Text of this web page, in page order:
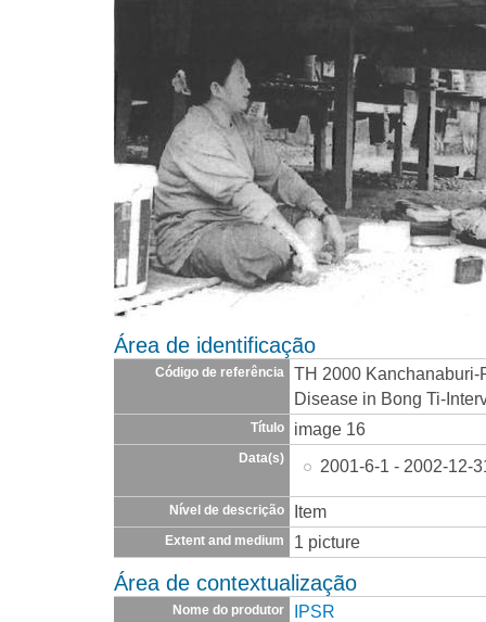
Área de identificação
Código de referência
TH 2000
Disease in Bong Ti-
Título image 16
Data(s) 2001-6-1 - 2002-12-
Nível de descrição Item
Extent and medium 1 picture
Área de contextualização
Nome do produtor IPSR